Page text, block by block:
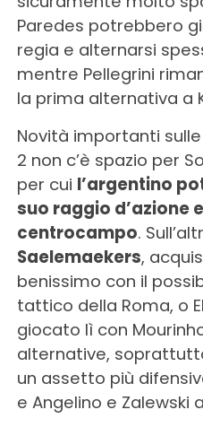
Paredes potrebbero
regia e alternarsi
mentre Pellegrini
la prima alternativa a
Novità importanti
2 non c’è spazio per
per cui l’argentino
suo raggio d’azione
centrocampo.
Saelemaekers,
benissimo con il
tattico della Roma, o
giocato lì con
alternative,
un assetto più
e Angelino e Zalewski